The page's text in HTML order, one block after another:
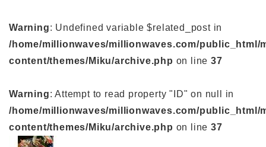
Warning: Undefined variable $related_post in
/home/millionwaves/millionwaves.com/public_html/
content/themes/Miku/archive.php on line37
Warning: Attempt to read property "ID" on null in
/home/millionwaves/millionwaves.com/public_html/
content/themes/Miku/archive.php on line37